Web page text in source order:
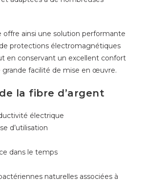
offre ainsi une solution performante
protections électromagnétiques
en conservant un excellent confort
grande facilité de mise en œuvre.
la fibre d’argent
électrique
d’utilisation
dans le temps
naturelles associées à